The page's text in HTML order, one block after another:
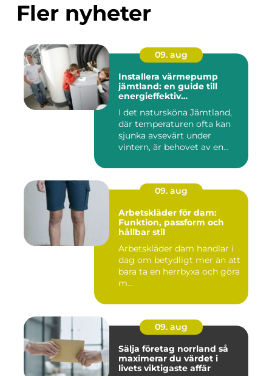
Fler nyheter
09. aug
Installera värmepump
jämtland: en guide till
energieffektiv
I det natursköna Jämtland,
där temperaturen ofta kan
sjunka avsevärt under
vintern, är behovet av en...
09. aug
Arbetskläder för dam:
Funktion, passform och
hållbar stil
Arbetskläder dam handlar i
dag om betydligt mer än att
bara ta en herrbyxa och göra
m...
09. aug
Sälja företag norrland så
maximerar du värdet i
livets viktigaste affär